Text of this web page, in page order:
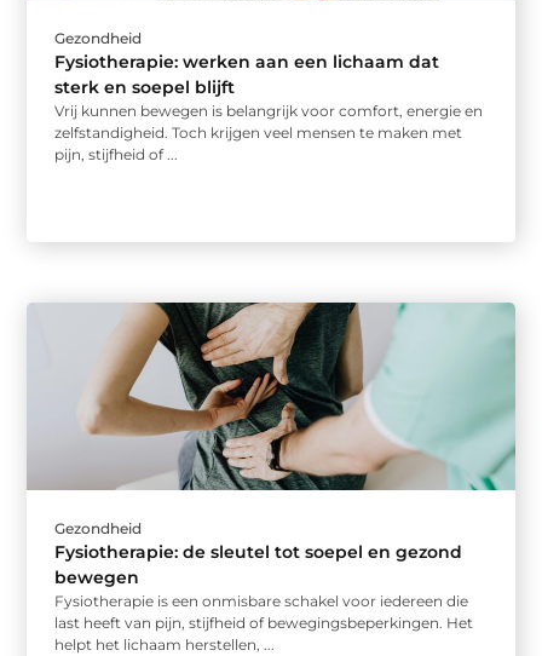
Gezondheid
Fysiotherapie: werken aan een lichaam dat
sterk en soepel blijft
Vrij kunnen bewegen is belangrijk voor comfort, energie en
zelfstandigheid. Toch krijgen veel mensen te maken met
pijn, stijfheid of ...
Gezondheid
Fysiotherapie: de sleutel tot soepel en gezond
bewegen
Fysiotherapie is een onmisbare schakel voor iedereen die
last heeft van pijn, stijfheid of bewegingsbeperkingen. Het
helpt het lichaam herstellen, ...